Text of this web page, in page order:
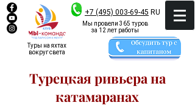
+7 (495) 003-69-45 RU
Туры на яхтах
вокруг света
Мы провели 365 туров
за 12 лет работы
Турецкая ривьера на
катамаранах